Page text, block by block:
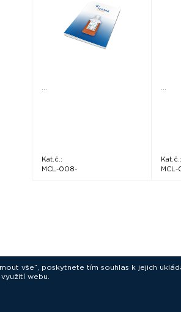
...
Kat.č.:
MCL-008-
...
Kat.č.:
vše”, poskytnete tím souhlas k jejich
webu.